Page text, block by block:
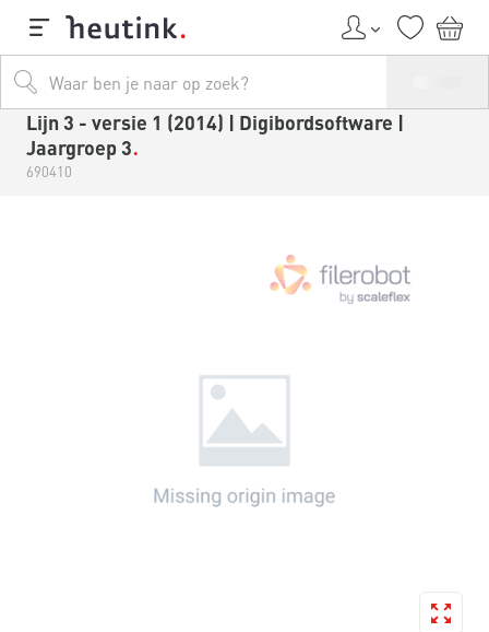
Lijn 3 - versie 1 (2014) | Digibordsoftware |
Jaargroep 3
690410